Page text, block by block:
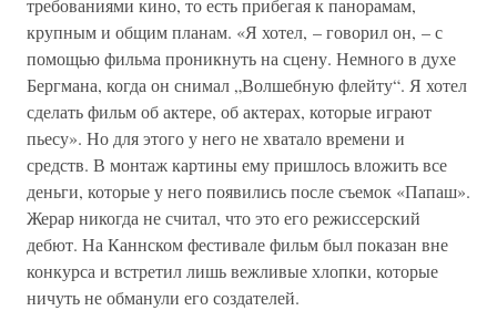
требованиями кино, то есть прибегая к панорамам,
крупным и общим планам. «Я хотел, – говорил он, – с
помощью фильма проникнуть на сцену. Немного в духе
Бергмана, когда он снимал „Волшебную флейту“. Я хотел
сделать фильм об актере, об актерах, которые играют
пьесу». Но для этого у него не хватало времени и
средств. В монтаж картины ему пришлось вложить все
деньги, которые у него появились после съемок «Папаш».
Жерар никогда не считал, что это его режиссерский
дебют. На Каннском фестивале фильм был показан вне
конкурса и встретил лишь вежливые хлопки, которые
ничуть не обманули его создателей.